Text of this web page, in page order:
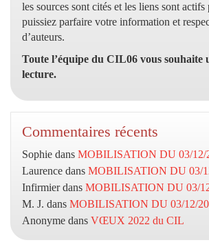
les sources sont cités et les liens sont
puissiez parfaire votre information et
d’auteurs.
Toute l’équipe du CIL06 vous souhaite
lecture.
Commentaires récents
Sophie dans MOBILISATION DU 03/12/
Laurence dans MOBILISATION DU 03/
Infirmierdans MOBILISATION DU 03/
M. J. dans MOBILISATION DU 03/12/
Anonyme dans VŒUX 2022 du CIL